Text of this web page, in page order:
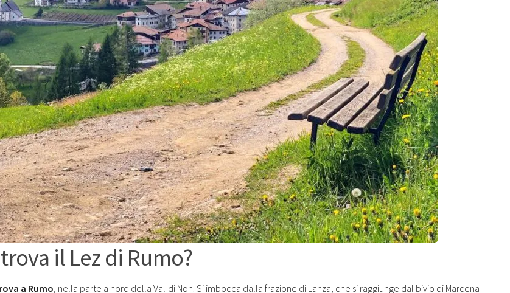
il Lez di Rumo?
a Rumo, nella parte a nord della Val di Non. Si imbocca dalla frazione di Lanza, che si raggiunge dal bivio di Marcena